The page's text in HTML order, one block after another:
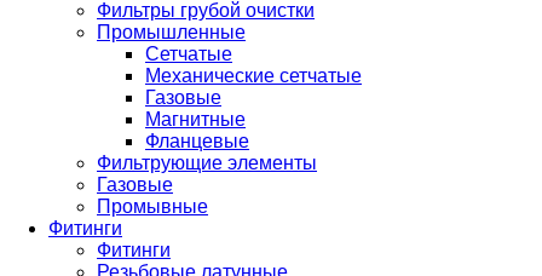
Фильтры грубой очистки
Промышленные
Сетчатые
Механические сетчатые
Газовые
Магнитные
Фланцевые
Фильтрующие элементы
Газовые
Промывные
Фитинги
Фитинги